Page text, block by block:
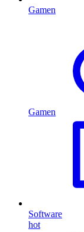
Gamen
Gamen
Software
hot